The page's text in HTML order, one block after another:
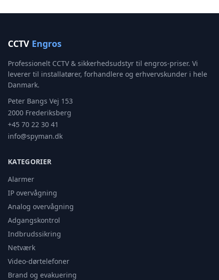
CCTV Engros
Professionelt CCTV & sikkerhedsudstyr til engros-priser. Vi
leverer til installatører, forhandlere og erhvervskunder i hele
Danmark.
Peter Bangs Vej 153
2000 Frederiksberg
+45 70 22 30 41
info@spyman.dk
KATEGORIER
Alarmer
IP overvågning
Analog overvågning
Adgangskontrol
Indbrudssikring
Netværk
Video-dørtelefoner
Brand og evakuering